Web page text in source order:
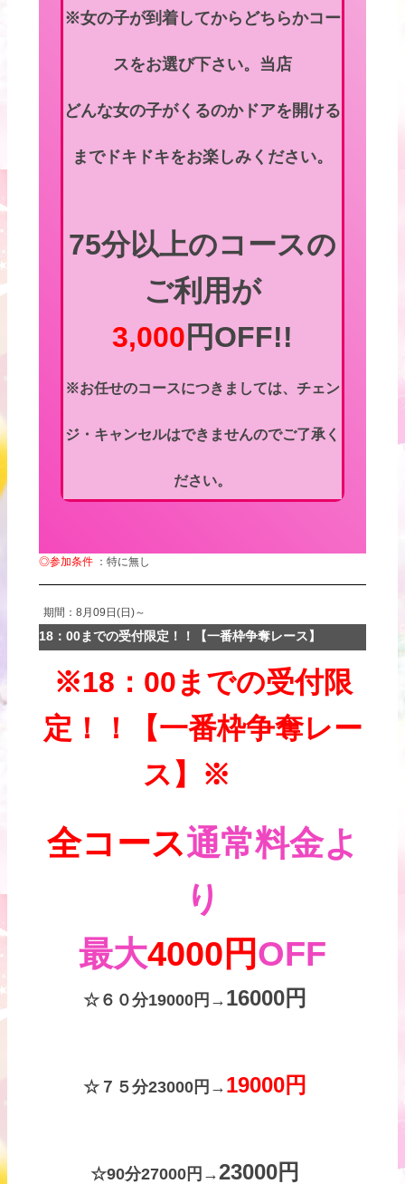
※女の子が到着してからどちらかコー
スをお選び下さい。当店
どんな女の子がくるのかドアを開ける
までドキドキをお楽しみください。
75分以上のコースの
ご利用が
3,000 円OFF!!
※お任せのコースにつきましては、チェン
ジ・キャンセルはできませんのでご了承く
ださい。
◎参加条件 ：特に無し
期間：8月09日(日)～
18：00までの受付限定！！【一番枠争奪レース】
※18：00までの受付限
定！！【一番枠争奪レー
ス】※
全コース通常料金よ
り
最大4000円OFF
☆６０分19000円 → 16000円
☆７５分23000円 → 19000円
☆90分27000円 →23000円